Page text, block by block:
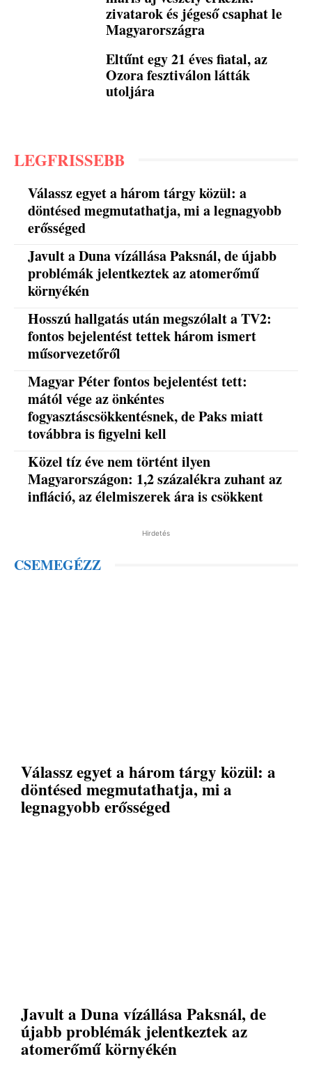
zivatarok és jégeső csaphat le
Magyarországra
Eltűnt egy 21 éves fiatal, az
Ozora fesztiválon látták
utoljára
LEGFRISSEBB
Válassz egyet a három tárgy közül: a
döntésed megmutathatja, mi a legnagyobb
erősséged
Javult a Duna vízállása Paksnál, de újabb
problémák jelentkeztek az atomerőmű
környékén
Hosszú hallgatás után megszólalt a TV2:
fontos bejelentést tettek három ismert
műsorvezetőről
Magyar Péter fontos bejelentést tett:
mától vége az önkéntes
fogyasztáscsökkentésnek, de Paks miatt
továbbra is figyelni kell
Közel tíz éve nem történt ilyen
Magyarországon: 1,2 százalékra zuhant az
infláció, az élelmiszerek ára is csökkent
Hirdetés
CSEMEGÉZZ
Válassz egyet a három tárgy közül: a
döntésed megmutathatja, mi a
legnagyobb erősséged
Javult a Duna vízállása Paksnál, de
újabb problémák jelentkeztek az
atomerőmű környékén